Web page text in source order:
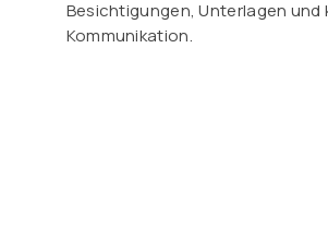
Besichtigungen, Unterlagen und
Kommunikation.